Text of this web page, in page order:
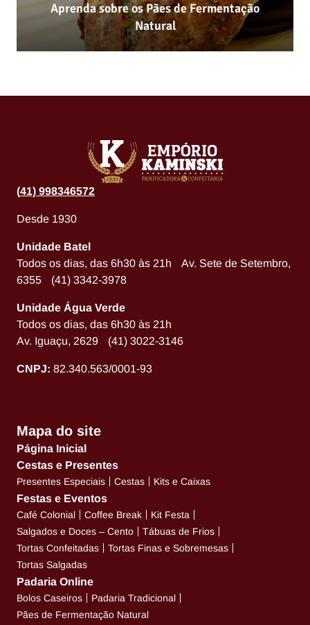
Aprenda sobre os Pães de Fermentação
Natural
(41) 998346572
Desde 1930
Unidade Batel
Todos os dias, das 6h30 às 21h Av. Sete de Setembro,
6355 (41) 3342-3978
Unidade Água Verde
Todos os dias, das 6h30 às 21h
Av. Iguaçu, 2629 (41) 3022-3146
CNPJ: 82.340.563/0001-93
Mapa do site
Página Inicial
Cestas e Presentes
Presentes Especiais Cestas Kits e Caixas
Festas e Eventos
Café Colonial Coffee Break
Kit Festa
Salgados e Doces – Cento
Tábuas de Frios
Tortas Confeitadas
Tortas Finas e Sobremesas
Tortas Salgadas
Padaria Online
Bolos Caseiros
Padaria Tradicional
Pães de Fermentação Natural